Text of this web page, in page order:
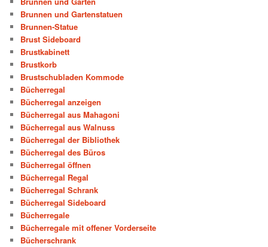
Brunnen und Gartenstatuen
Brunnen-Statue
Brust Sideboard
Brustkabinett
Brustkorb
Brustschubladen Kommode
Bücherregal
Bücherregal anzeigen
Bücherregal aus Mahagoni
Bücherregal aus Walnuss
Bücherregal der Bibliothek
Bücherregal des Büros
Bücherregal öffnen
Bücherregal Regal
Bücherregal Schrank
Bücherregal Sideboard
Bücherregale
Bücherregale mit offener Vorderseite
Bücherschrank